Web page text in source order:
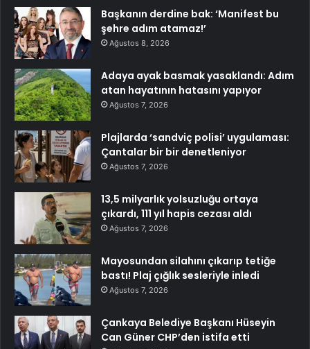
Başkanın derdine bak: ‘Manifest bu
şehre adım atamaz!’
Ağustos 8, 2026
Adaya ayak basmak yasaklandı: Adım
atan hayatının hatasını yapıyor
Ağustos 7, 2026
Plajlarda ‘sandviç polisi’ uygulaması:
Çantalar bir bir denetleniyor
Ağustos 7, 2026
13,5 milyarlık yolsuzluğu ortaya
çıkardı, 111 yıl hapis cezası aldı
Ağustos 7, 2026
Mayosundan silahını çıkarıp tetiğe
bastı! Plaj çığlık sesleriyle inledi
Ağustos 7, 2026
Çankaya Belediye Başkanı Hüseyin
Can Güner CHP’den istifa etti